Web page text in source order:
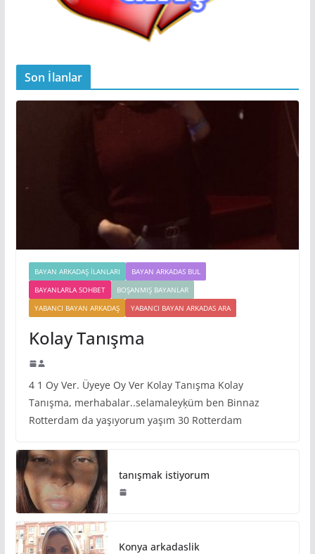
Son İlanlar
BAYAN ARKADAŞ İLANLARI
BAYAN ARKADAS BUL
BAYANLARLA SOHBET
BOŞANMIŞ BAYANLAR
YABANCI BAYAN ARKADAŞ
YABANCI BAYAN ARKADAS ARA
Kolay Tanışma
4 1 Oy Ver. Üyeye Oy Ver Kolay Tanışma Kolay
Tanışma, merhabalar..selamaleyķüm ben Binnaz
Rotterdam da yaşıyorum yaşım 30 Rotterdam
tanışmak istiyorum
Konya arkadaslik